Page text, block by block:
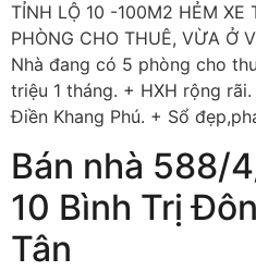
TỈNH LỘ 10 -100M2 HẺM XE
PHÒNG CHO THUÊ, VỪA Ở
Nhà đang có 5 phòng cho
triệu 1 tháng. + HXH rộng
Điền Khang Phú. + Sổ
Bán nhà 588/
10 Bình Trị
Tân